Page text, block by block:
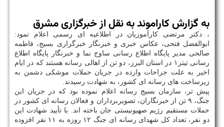
به گزارش کاراموند به نقل از خبرگزاری مشرق
، دکتر مرتضی کارآموزیان در اطلاعیه ای رسمی اعلام نمود:
ابوالفضل فتحی، عکاس خبری و خبرنگار خبرگزاری بسیج، فاطمه
صالحی مدیر پایگاه اطلاع رسانی ساوج نما و خبرنگار پایگاه اطلاع
رسانی تیتر۱ در استان البرز، دو تن از اهالی رسانه هستند که در ایام
اخیر به علت جراحات وارده در جریان حملات موشکی دشمن به
زیرساخت های رسانه ای کشور، به شهادت رسیدند.
پیش تر، سازمان بسیج رسانه اعلام نموده بود که در جریان این
جنگ، ۹ تن از خبرنگاران، تصویربرداران و فعالان رسانه ای کشور در
حملات مستقیم رژیم صهیونیستی جان باخته اند. با تأیید شهادت این
دو نفر، تعداد کل شهدای رسانه ای جنگ ۱۲ روزه به ۱۱ نفر افزوده